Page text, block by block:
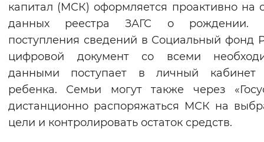
Цвет сайта
Монохромный Инверсивный
Синий фон
Изображения
Включены Выключены
капитал (МСК) оформляется проактивно на
данных реестра ЗАГС о рождении.
поступления сведений в Социальный фонд
цифровой документ со всеми
данными поступает в личный
ребенка. Семьи могут также через
дистанционно распоряжаться МСК на
цели и контролировать остаток средств.